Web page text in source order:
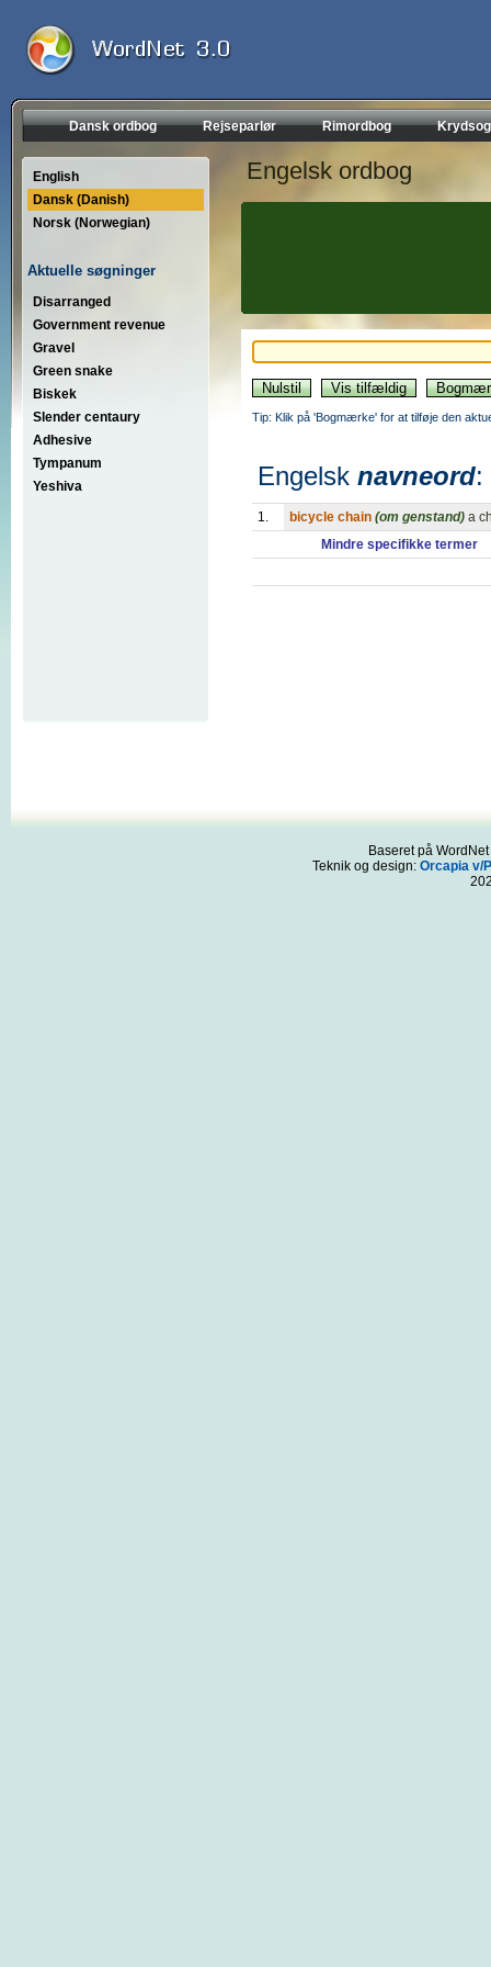
Dansk ordbog Rejseparlør Rimordbog
English
Dansk (Danish)
Norsk (Norwegian)
Aktuelle søgninger
Disarranged
Government revenue
Gravel
Green snake
Biskek
Slender centaury
Adhesive
Tympanum
Yeshiva
Engelsk ordbog
Tip: Klik på 'Bogmærke' for at tilføje den
Engelsk navneord:
1. bicycle chain (om genstand) a
Mindre specifikke termer
Baseret på
Teknik og design: Orcapia v/